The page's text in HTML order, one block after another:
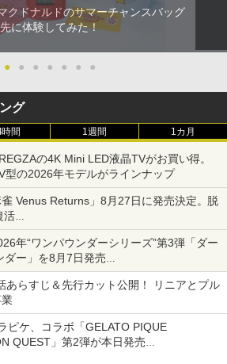
クドナルドのサマーチャンスバッグ
に体験してみた！
● ● ● ● ● ● ●
グ
間 1週間 1カ月
の4K Mini LED液晶TVがお買い得。
型の2026年モデルがラインナップ
雀 Venus Returns」8月27日に発売決定。脱
活
オフになるセールが実施
年“ワンパウンダーシリーズ”第3弾「ダー
ダー」を8月7日発売
ソース」を使用した超大型チーズバーガー
あらすじ＆先行カット公開！ リニアとプル
ピケ、コラボ「GELATO PIQUE
QUEST」第2弾が本日発売